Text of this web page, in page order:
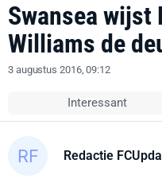
Swansea wijst
Williams de
3 augustus 2016, 09:12
Interessant
Redactie